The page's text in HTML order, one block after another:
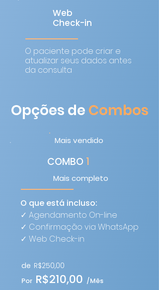
Web
Check-in
O paciente pode criar e
atualizar seus dados antes
da consulta
Opções de Combos
COMBO 1
Mais completo
O que está incluso:
✓ Agendamento On-line
✓ Confirmação via WhatsApp
​✓ Web Check-in
de R$250,00
PorR$210,00 /Mês
Mais vendido